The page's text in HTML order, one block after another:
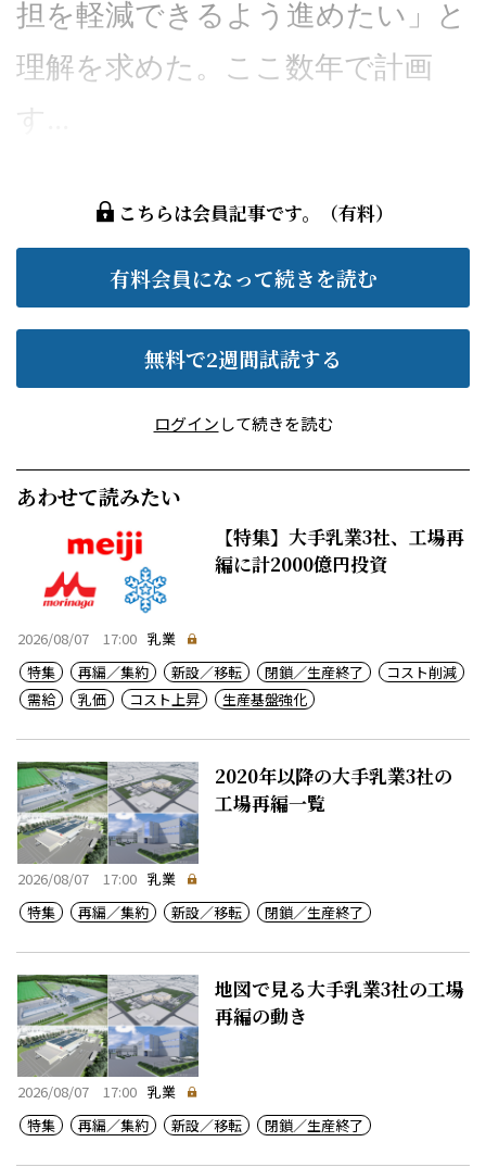
担を軽減できるよう進めたい」と
理解を求めた。ここ数年で計画
す...
こちらは会員記事です。（有料）
有料会員になって続きを読む
無料で2週間試読する
ログインして続きを読む
あわせて読みたい
【特集】大手乳業3社、工場再
編に計2000億円投資
2026/08/07 17:00 乳業
特集
再編／集約 新設／移転 閉鎖／生産終了
コスト削減
需給
乳価 コスト上昇 生産基盤強化
2020年以降の大手乳業3社の
工場再編一覧
2026/08/07 17:00 乳業
特集
再編／集約 新設／移転 閉鎖／生産終了
地図で見る大手乳業3社の工場
再編の動き
2026/08/07 17:00 乳業
特集
再編／集約 新設／移転 閉鎖／生産終了